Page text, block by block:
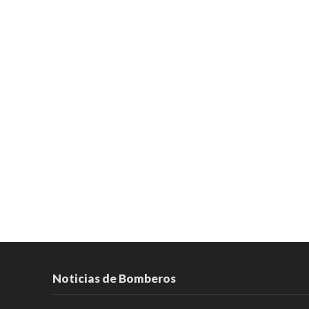
Noticias de Bomberos